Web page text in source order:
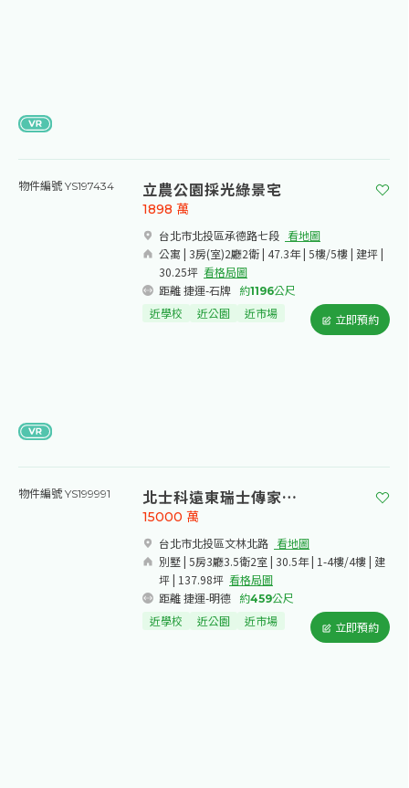
物件編號 YS197434 立農公園採光綠景宅
台北市北投區承德路七段​ 看地圖
公寓 | 3房(室)2廳2衛 | 47.3年 | 5樓/5樓 | 建坪 |
30.25坪 看格局圖
距離 捷運-石牌
約1196公尺
1898 萬
近學校 近公園 近市場 立即預約
物件編號 YS199991 北士科遠東瑞士傳家別墅
台北市北投區文林北路​ 看地圖
別墅 | 5房3廳3.5衛2室 | 30.5年 | 1-4樓/4樓 | 建
坪 | 137.98坪 看格局圖
距離 捷運-明德
約459公尺
15000 萬
近學校 近公園 近市場 立即預約